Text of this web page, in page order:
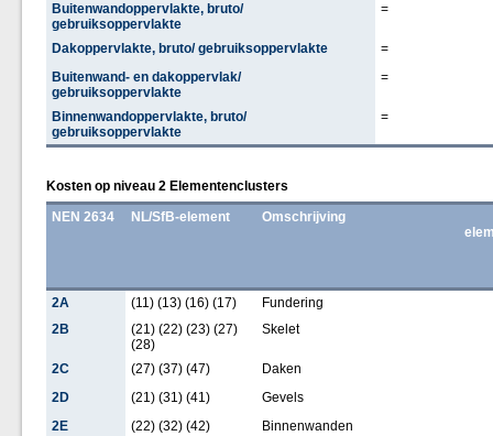
Buitenwandoppervlakte, bruto/
gebruiksoppervlakte
=
Dakoppervlakte, bruto/ gebruiksoppervlakte
=
Buitenwand- en dakoppervlak/
gebruiksoppervlakte
=
Binnenwandoppervlakte, bruto/
gebruiksoppervlakte
=
Kosten op niveau 2 Elementenclusters
NEN 2634
NL/SfB-element
Omschrijving
2A (11) (13) (16) (17)
Fundering
2B
(21) (22) (23) (27)
(28)
Skelet
2C (27) (37) (47)
Daken
2D
(21) (31) (41)
Gevels
2E
(22) (32) (42)
Binnenwanden